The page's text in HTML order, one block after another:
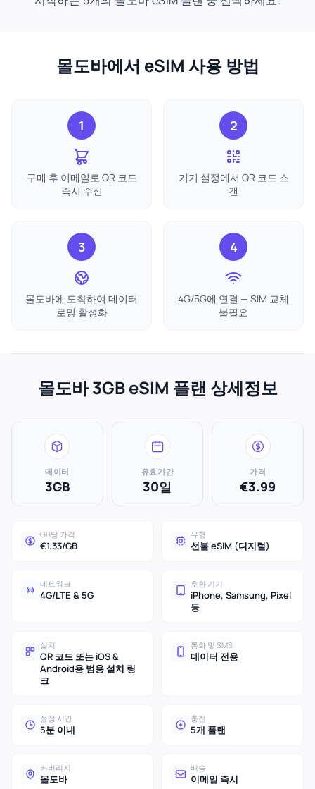
몰도바에서 eSIM 사용 방법
1
구매 후 이메일로 QR 코드
즉시 수신
2
기기 설정에서 QR 코드 스
캔
3
몰도바에 도착하여 데이터
로밍 활성화
4
4G/5G에 연결 — SIM 교체
불필요
몰도바 3GB eSIM 플랜 상세정보
데이터
3GB
유효기간
30일
가격
€3.99
GB당 가격
€1.33/GB
유형
선불 eSIM (디지털)
네트워크
4G/LTE & 5G
호환 기기
iPhone, Samsung, Pixel
등
설치
QR 코드 또는 iOS &
Android용 범용 설치 링
크
통화 및 SMS
데이터 전용
설정 시간
5분 이내
충전
5개 플랜
커버리지
몰도바
배송
이메일 즉시